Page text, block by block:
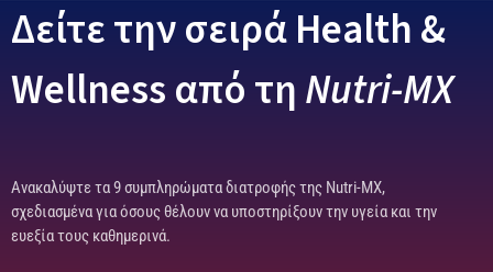
Δείτε την σειρά Health &
Wellness από τηNutri-MX
Ανακαλύψτε τα 9 συμπληρώματα διατροφής της Nutri-MX,
σχεδιασμένα για όσους θέλουν να υποστηρίξουν την υγεία και την
ευεξία τους καθημερινά.